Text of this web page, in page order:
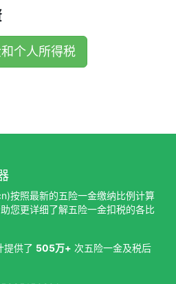
个人所得税
按照最新的五险一金缴纳比例计算
您更详细了解五险一金扣税的各比
提供了 505万+ 次五险一金及税后